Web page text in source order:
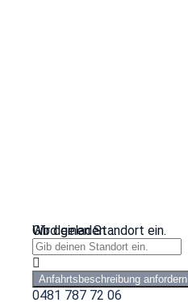
Wird geladen …
Gib deinen Standort ein.
Anfahrtsbeschreibung anfordern
0481 787 72 06